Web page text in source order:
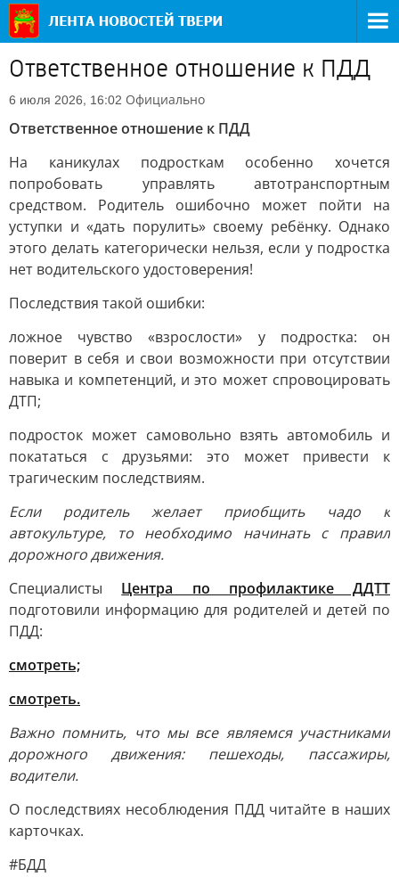
Ответственное отношение к ПДД
6 июля 2026, 16:02 Официально
Ответственное отношение к ПДД
На каникулах подросткам особенно хочется
попробовать управлять автотранспортным
средством. Родитель ошибочно может пойти на
уступки и «дать порулить» своему ребёнку. Однако
этого делать категорически нельзя, если у подростка
нет водительского удостоверения!
Последствия такой ошибки:
ложное чувство «взрослости» у подростка: он
поверит в себя и свои возможности при отсутствии
навыка и компетенций, и это может спровоцировать
ДТП;
подросток может самовольно взять автомобиль и
покататься с друзьями: это может привести к
трагическим последствиям.
Если родитель желает приобщить чадо к
автокультуре, то необходимо начинать с правил
дорожного движения.
Специалисты Центра по профилактике ДДТТ
подготовили информацию для родителей и детей по
ПДД:
смотреть;
смотреть.
Важно помнить, что мы все являемся участниками
дорожного движения: пешеходы, пассажиры,
водители.
О последствиях несоблюдения ПДД читайте в наших
карточках.
#БДД